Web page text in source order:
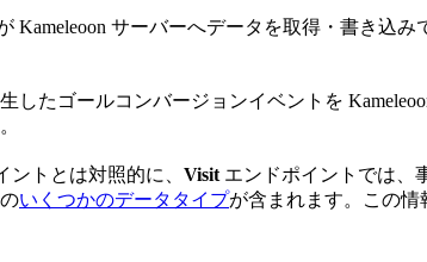
Kameleoon サーバーへデータを取得・書き込
たゴールコンバージョンイベントを
トとは対照的に、 Visit エンドポイントでは、
いくつかのデータタイプが含まれます。この情